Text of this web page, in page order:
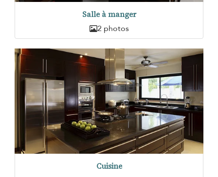
Salle à manger
2 photos
Cuisine